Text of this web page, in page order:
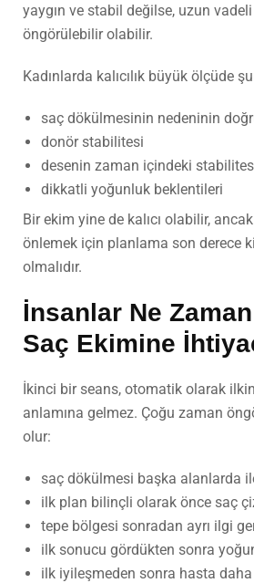
yaygın ve stabil değilse, uzun
öngörülebilir olabilir.
Kadınlarda kalıcılık büyük ölçüde
saç dökülmesinin nedeninin
donör stabilitesi
desenin zaman içindeki
dikkatli yoğunluk beklentileri
Bir ekim yine de kalıcı olabilir, ancak
önlemek için planlama son derece
olmalıdır.
İnsanlar Ne
Saç Ekimine
İkinci bir seans, otomatik olarak
anlamına gelmez. Çoğu zaman
olur:
saç dökülmesi başka alanlarda
ilk plan bilinçli olarak önce saç
tepe bölgesi sonradan ayrı ilgi
ilk sonucu gördükten sonra
ilk iyileşmeden sonra hasta